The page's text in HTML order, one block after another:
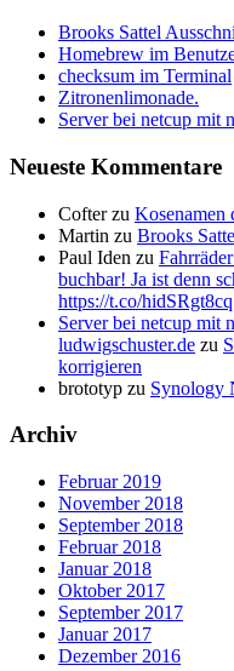
Brooks Sattel
Homebrew im
checksum im Terminal
Zitronenlimonade.
Server bei netcup mit
Neueste Kommentare
Cofterzu Kosenamen
Martin zu Brooks
Paul Iden zu
buchbar! Ja ist denn
https://t.co/hidSRgt8cq
Server bei netcup mit
ludwigschuster.de zu
korrigieren
brototyp zu Synology
Archiv
Februar 2019
November 2018
September 2018
Februar 2018
Januar 2018
Oktober 2017
September 2017
Januar 2017
Dezember 2016